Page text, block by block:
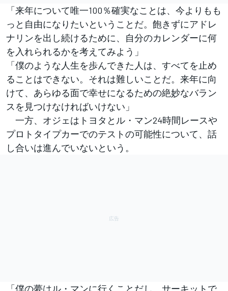
「来年について唯一100％確実なことは、今よりもも
っと自由になりたいということだ。飽きずにアドレ
ナリンを出し続けるために、自分のカレンダーに何
を入れられるかを考えてみよう」
「僕のような人生を歩んできた人は、すべてを止め
ることはできない。それは難しいことだ。来年に向
けて、あらゆる面で幸せになるための絶妙なバラン
スを見つけなければいけない」
一方、オジェはトヨタとル・マン24時間レースや
プロトタイプカーでのテストの可能性について、話
し合いは進んでいないという。
「僕の夢はル・マンに行くことだし、サーキットで